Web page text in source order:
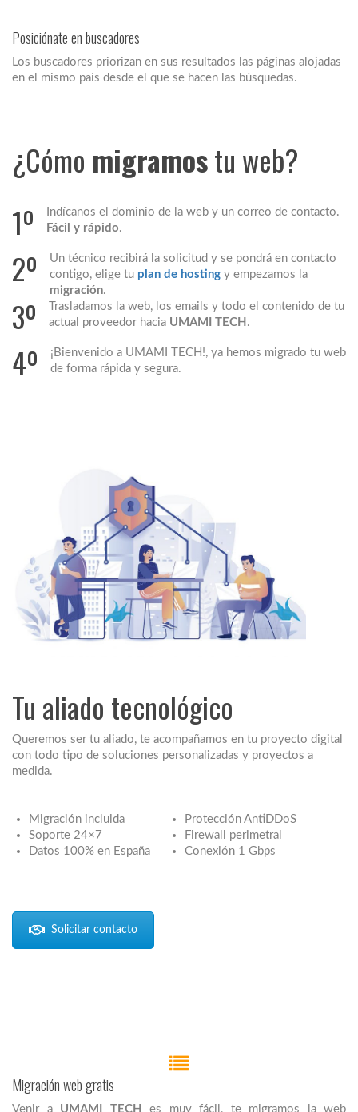
Posiciónate en buscadores
Los buscadores priorizan en sus resultados las páginas alojadas
en el mismo país desde el que se hacen las búsquedas.
¿Cómo migramostu web?
1º
Indícanos el dominio de la web y un correo de contacto.
Fácil y rápido.
2º
Un técnico recibirá la solicitud y se pondrá en contacto
contigo, elige tu plan de hosting y empezamos la
migración.
3º
Trasladamos la web, los emails y todo el contenido de tu
actual proveedor hacia UMAMI TECH .
4º
¡Bienvenido a UMAMI TECH!, ya hemos migrado tu web
de forma rápida y segura.
Tu aliado tecnológico
Queremos ser tu aliado, te acompañamos en tu proyecto digital
con todo tipo de soluciones personalizadas y proyectos a
medida.
Migración incluida
Soporte 24×7
Datos 100% en España
Protección AntiDDoS
Firewall perimetral
Conexión 1 Gbps
Solicitar contacto
Migración web gratis
Venir a UMAMI TECH es muy fácil, te migramos la web